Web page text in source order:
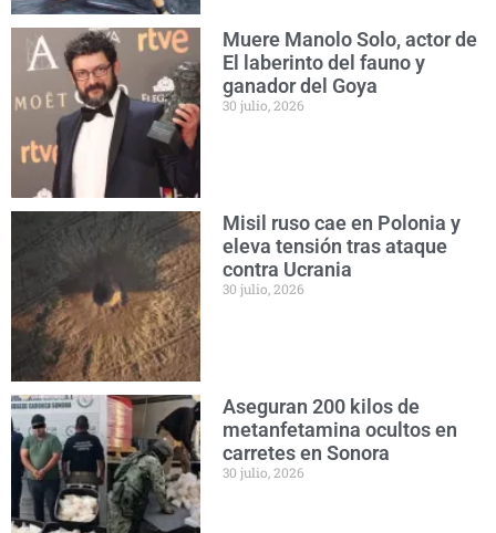
Muere Manolo Solo, actor de
El laberinto del fauno y
ganador del Goya
30 julio, 2026
Misil ruso cae en Polonia y
eleva tensión tras ataque
contra Ucrania
30 julio, 2026
Aseguran 200 kilos de
metanfetamina ocultos en
carretes en Sonora
30 julio, 2026